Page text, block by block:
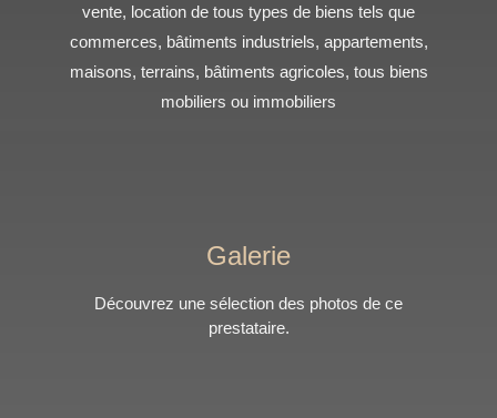
vente, location de tous types de biens tels que
commerces, bâtiments industriels, appartements,
maisons, terrains, bâtiments agricoles, tous biens
mobiliers ou immobiliers
Galerie
Découvrez une sélection des photos de ce
prestataire.